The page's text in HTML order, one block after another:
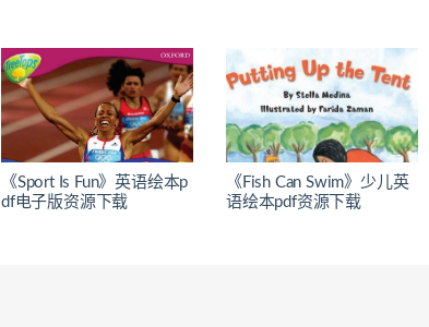
《Sport Is Fun》英语绘本p
df电子版资源下载
《Fish Can Swim》少儿英
语绘本pdf资源下载